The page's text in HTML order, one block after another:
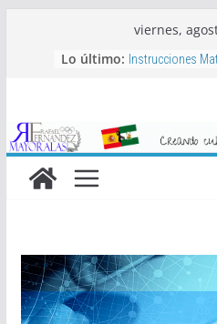
viernes,
Lo último: Instrucciones
Proyecto de
2026-2027
Actividades